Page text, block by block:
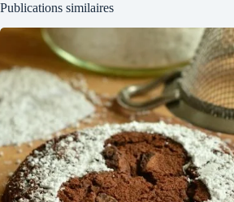
Publications similaires